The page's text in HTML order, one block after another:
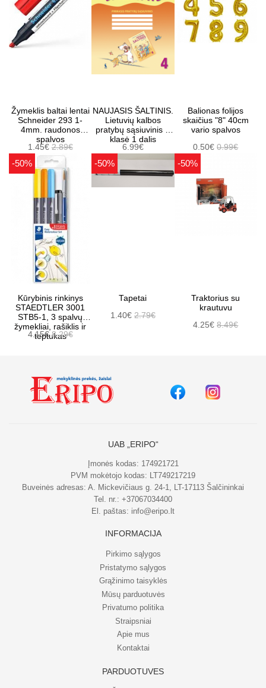
Žymeklis baltai lentai
Schneider 293 1-
4mm. raudonos
spalvos
1.45€2.89€
NAUJASIS ŠALTINIS.
Lietuvių kalbos
pratybų sąsiuvinis 4
klasė 1 dalis
6.99€
Balionas folijos
skaičius "8" 40cm
vario spalvos
0.50€0.99€
-50%
Kūrybinis rinkinys
STAEDTLER 3001
STB5-1, 3 spalvų
žymekliai, rašiklis ir
teptukas
4.15€8.29€
-50%
Tapetai
1.40€ 2.79€
-50%
Traktorius su
krautuvu
4.25€8.49€
UAB „ERIPO“
Įmonės kodas: 174921721
PVM mokėtojo kodas: LT749217219
Buveinės adresas: A. Mickevičiaus g. 24-1, LT-17113 Šalčininkai
Tel. nr.: +37067034400
El. paštas: info@eripo.lt
INFORMACIJA
Pirkimo sąlygos
Pristatymo sąlygos
Grąžinimo taisyklės
Mūsų parduotuvės
Privatumo politika
Straipsniai
Apie mus
Kontaktai
PARDUOTUVĖS